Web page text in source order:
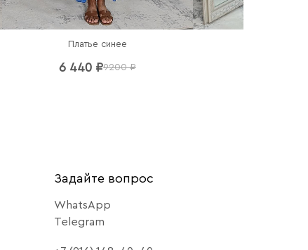
Платье синее
6 440 ₽9200 ₽
Задайте вопрос
WhatsApp
Telegram